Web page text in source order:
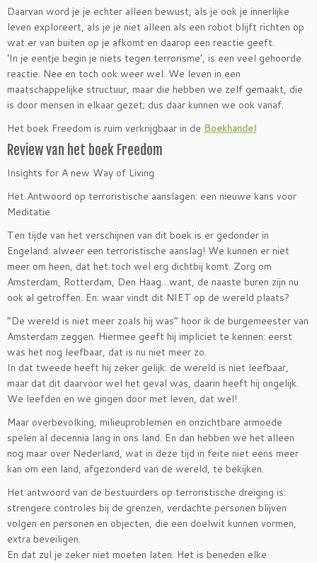
Daarvan word je je echter alleen bewust, als je ook je innerlijke
leven exploreert, als je je niet alleen als een robot blijft richten op
wat er van buiten op je afkomt en daarop een reactie geeft.
‘In je eentje begin je niets tegen terrorisme’, is een veel gehoorde
reactie. Nee en toch ook weer wel. We leven in een
maatschappelijke structuur, maar die hebben we zelf gemaakt, die
is door mensen in elkaar gezet; dus daar kunnen we ook vanaf.
Het boek Freedom is ruim verkrijgbaar in de Boekhandel
Review van het boek Freedom
Insights for A new Way of Living
Het Antwoord op terroristische aanslagen: een nieuwe kans voor
Meditatie
Ten tijde van het verschijnen van dit boek is er gedonder in
Engeland: alweer een terroristische aanslag! We kunnen er niet
meer om heen, dat het toch wel erg dichtbij komt. Zorg om
Amsterdam, Rotterdam, Den Haag…want, de naaste buren zijn nu
ook al getroffen. En: waar vindt dit NIET op de wereld plaats?
“De wereld is niet meer zoals hij was” hoor ik de burgemeester van
Amsterdam zeggen. Hiermee geeft hij impliciet te kennen: eerst
was het nog leefbaar, dat is nu niet meer zo.
In dat tweede heeft hij zeker gelijk: de wereld is niet leefbaar,
maar dat dit daarvoor wel het geval was, daarin heeft hij ongelijk.
We leefden en we gingen door met leven, dat wel!
Maar overbevolking, milieuproblemen en onzichtbare armoede
spelen al decennia lang in ons land. En dan hebben we het alleen
nog maar over Nederland, wat in deze tijd in feite niet eens meer
kan om een land, afgezonderd van de wereld, te bekijken.
Het antwoord van de bestuurders op terroristische dreiging is:
strengere controles bij de grenzen, verdachte personen blijven
volgen en personen en objecten, die een doelwit kunnen vormen,
extra beveiligen.
En dat zul je zeker niet moeten laten. Het is beneden elke